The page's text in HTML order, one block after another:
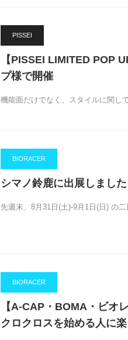
PISSEI
【PISSEI LIMITED POP
プ様で開催
機能面だけでなく、スタイルに関し
BIORACER
シマノ鈴鹿に出展しました
先週末、8月31日(土)-9月1日(日) の
BIORACER
【A-CAP・BOMA・ビオ
クロクロスを始める人に